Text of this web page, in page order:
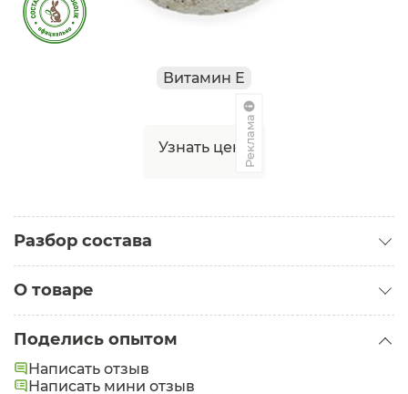
Витамин Е
Узнать ценуРеклама
Разбор состава
О товаре
Состав:
carbonate (карбонат натрия), Sea salt (соль
Поделись опытом
Написать отзыв
Написать мини отзыв